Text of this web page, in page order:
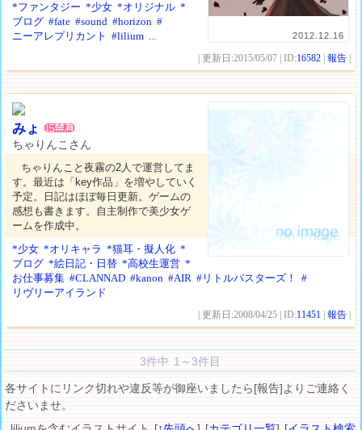
2012.12.16
*ファンタジー *少女 *オリジナル *
ブログ #fate #sound #horizon #
ニーアレプリカント
#lilium ...
| 更新日:2015/05/07 | ID:16582 |報告
みょ
ちゃりんこさん
ちゃりんこと夜霧の2人で運営してま
す。最近は「key作品」を増やしていく
予定。日記はほぼ毎日更新。ゲームの
感想も書きます。自主制作で美少女ゲ
ームを作成中。
*少女 *オリキャラ *猫耳・擬人化 *
ブログ *絵日記・日替 *高校生運営 *
お仕事募集 #CLANNAD #kanon #AIR #リトルバスターズ！
#
リヴリーアイランド
| 更新日:2008/04/25 | ID:11451 |報告
3件中 1～3件目
各サイトにリンク切れや違反等が御座いましたら[報告]よりご連絡く
ださいませ。